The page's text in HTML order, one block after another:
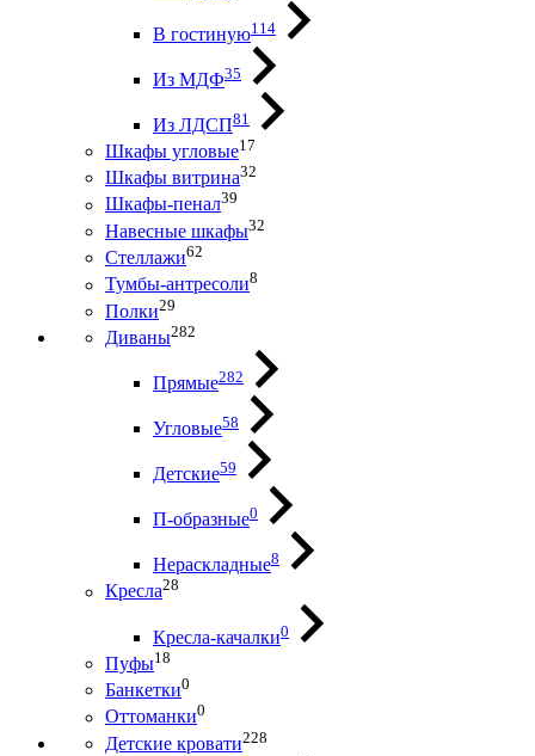
В гостиную114
Из МДФ35
Из ЛДСП81
Шкафы угловые17
Шкафы витрина32
Шкафы-пенал39
Навесные шкафы32
Стеллажи62
Тумбы-антресоли8
Полки29
Диваны282
Прямые282
Угловые58
Детские59
П-образные0
Нераскладные8
Кресла28
Кресла-качалки0
Пуфы18
Банкетки0
Оттоманки0
Детские кровати228